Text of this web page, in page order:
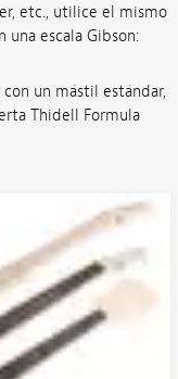
etc., utilice el mismo
escala Gibson:
un mástil estándar,
Thidell Formula